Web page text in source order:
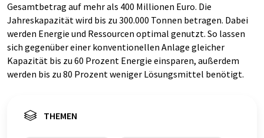
Gesamtbetrag auf mehr als 400 Millionen Euro. Die
Jahreskapazität wird bis zu 300.000 Tonnen betragen. Dabei
werden Energie und Ressourcen optimal genutzt. So lassen
sich gegenüber einer konventionellen Anlage gleicher
Kapazität bis zu 60 Prozent Energie einsparen, außerdem
werden bis zu 80 Prozent weniger Lösungsmittel benötigt.
THEMEN